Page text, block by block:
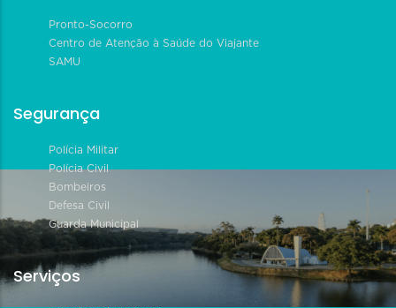
Pronto-Socorro
Centro de Atenção à Saúde do Viajante
SAMU
Segurança
Polícia Militar
Polícia Civil
Bombeiros
Defesa Civil
Guarda Municipal
Serviços